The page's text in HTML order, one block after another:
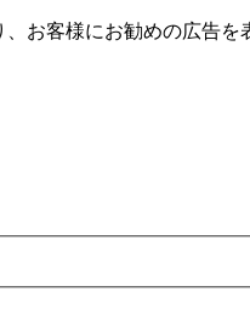
お客様にお勧めの広告を